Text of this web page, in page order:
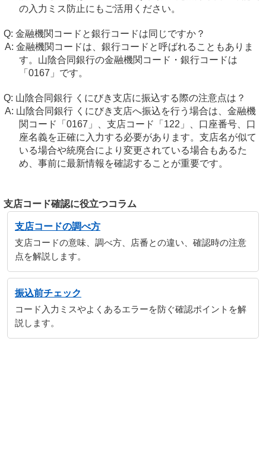
の入力ミス防止にもご活用ください。
金融機関コードと銀行コードは同じですか？
金融機関コードは、銀行コードと呼ばれることもありま
す。山陰合同銀行の金融機関コード・銀行コードは
「0167」です。
山陰合同銀行 くにびき支店に振込する際の注意点は？
山陰合同銀行 くにびき支店へ振込を行う場合は、金融機
関コード「0167」、支店コード「122」、口座番号、口
座名義を正確に入力する必要があります。支店名が似て
いる場合や統廃合により変更されている場合もあるた
め、事前に最新情報を確認することが重要です。
支店コード確認に役立つコラム
支店コードの調べ方
支店コードの意味、調べ方、店番との違い、確認時の注意
点を解説します。
振込前チェック
コード入力ミスやよくあるエラーを防ぐ確認ポイントを解
説します。